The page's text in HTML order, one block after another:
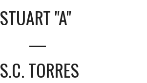
STUART "A"
—
S.C. TORRES